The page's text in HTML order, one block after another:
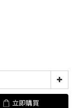
立即購買